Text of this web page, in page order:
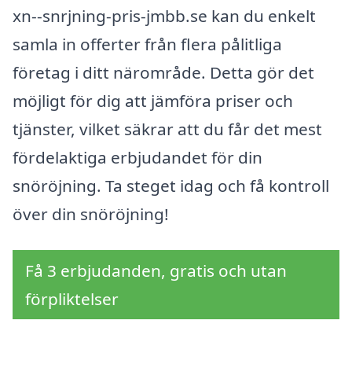
xn--snrjning-pris-jmbb.se kan du enkelt
samla in offerter från flera pålitliga
företag i ditt närområde. Detta gör det
möjligt för dig att jämföra priser och
tjänster, vilket säkrar att du får det mest
fördelaktiga erbjudandet för din
snöröjning. Ta steget idag och få kontroll
över din snöröjning!
Få 3 erbjudanden, gratis och utan
förpliktelser